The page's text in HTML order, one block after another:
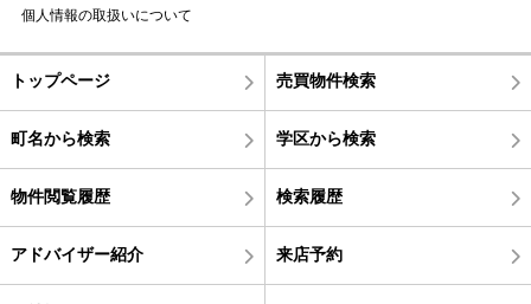
個人情報の取扱いについて
トップページ 売買物件検索
町名から検索 学区から検索
物件閲覧履歴 検索履歴
アドバイザー紹介 来店予約